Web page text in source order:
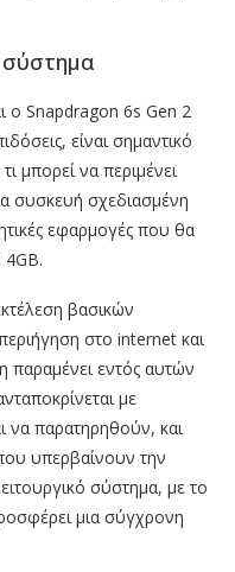
σύστημα
ο Snapdragon 6s Gen 2
είναι σημαντικό
μπορεί να περιμένει
συσκευή σχεδιασμένη
εφαρμογές που θα
4GB.
βασικών
στο internet και
εντός αυτών
με
να παρατηρηθούν, και
υπερβαίνουν την
σύστημα, με το
μια σύγχρονη